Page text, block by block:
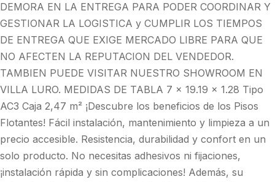
DEMORA EN LA ENTREGA PARA PODER COORDINAR Y
GESTIONAR LA LOGISTICA y CUMPLIR LOS TIEMPOS
DE ENTREGA QUE EXIGE MERCADO LIBRE PARA QUE
NO AFECTEN LA REPUTACION DEL VENDEDOR.
TAMBIEN PUEDE VISITAR NUESTRO SHOWROOM EN
VILLA LURO. MEDIDAS DE TABLA 7 x 19.19 x 1.28 Tipo
AC3 Caja 2,47 m² ¡Descubre los beneficios de los Pisos
Flotantes! Fácil instalación, mantenimiento y limpieza a un
precio accesible. Resistencia, durabilidad y confort en un
solo producto. No necesitas adhesivos ni fijaciones,
¡instalación rápida y sin complicaciones! Además, su